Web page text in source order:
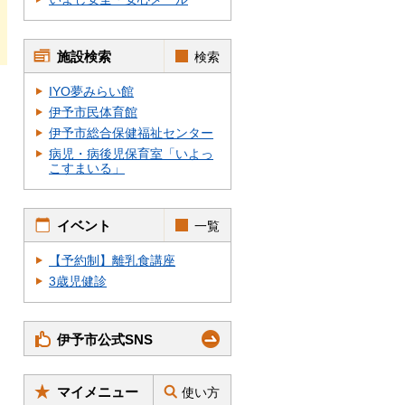
施設検索 検索
IYO夢みらい館
伊予市民体育館
伊予市総合保健福祉センター
病児・病後児保育室「いよっ
こすまいる」
イベント 一覧
【予約制】離乳食講座
3歳児健診
伊予市公式SNS
マイメニュー 使い方